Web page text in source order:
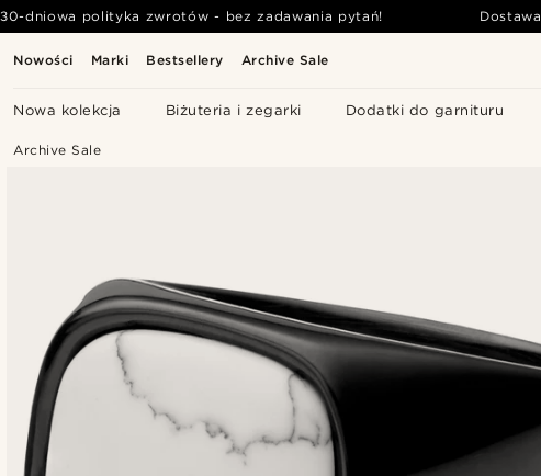
Nowości Marki Bestsellery Archive Sale
Nowa kolekcja Biżuteria i zegarki Dodatki do garnituru
30-dniowa polityka zwrotów - bez zadawania pytań! Dostawa
Archive Sale